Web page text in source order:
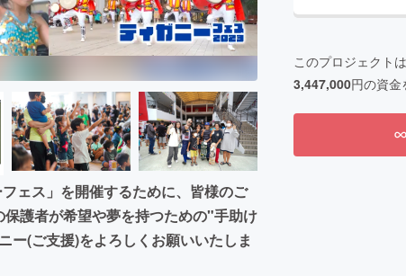
ェス」を開催するために、皆様のご
護者が希望や夢を持つための"手助け
ー(ご支援)をよろしくお願いいたしま
このプロジェクトは
3,447,000円の資金